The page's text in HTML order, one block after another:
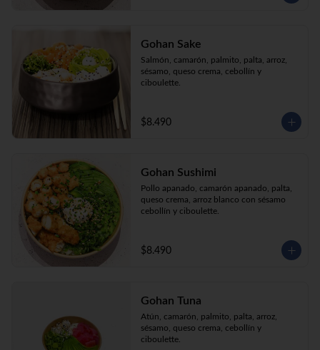
Gohan Sake
Salmón, camarón, palmito, palta, arroz,
sésamo, queso crema, cebollín y
ciboulette.
$8.490
Gohan Sushimi
Pollo apanado, camarón apanado, palta,
queso crema, arroz blanco con sésamo
cebollín y ciboulette.
$8.490
Gohan Tuna
Atún, camarón, palmito, palta, arroz,
sésamo, queso crema, cebollín y
ciboulette.